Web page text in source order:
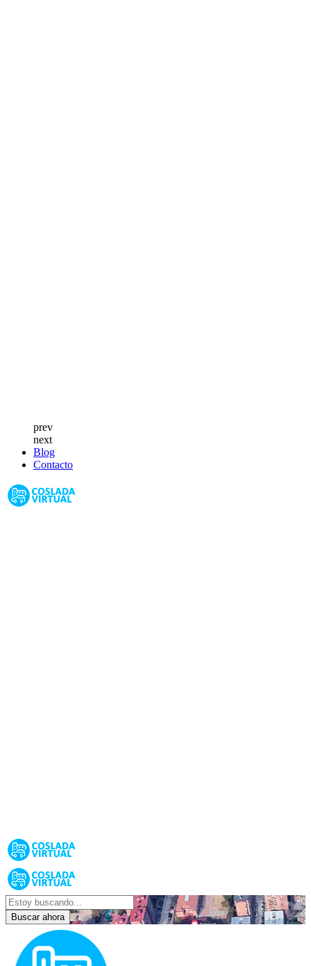
prev
next
Blog
Contacto
Buscar ahora